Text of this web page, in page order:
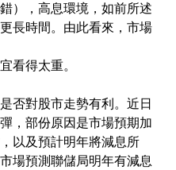
錯），高息環境，如前所述
長時間。由此看來，市場
看得太重。
否對股市走勢有利。近日
，部份原因是市場預期加
以及預計明年將減息所
場預測聯儲局明年有減息